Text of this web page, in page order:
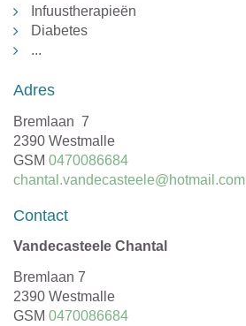
Infuustherapieën
Diabetes
...
Adres
Adres
Bremlaan 7
,2390 Westmalle
GSM 0470086684
E-
chantal.vandecasteele@hotmail.com
Contact
Vandecasteele Chantal
Adres
Bremlaan 7
,2390 Westmalle
GSM 0470086684